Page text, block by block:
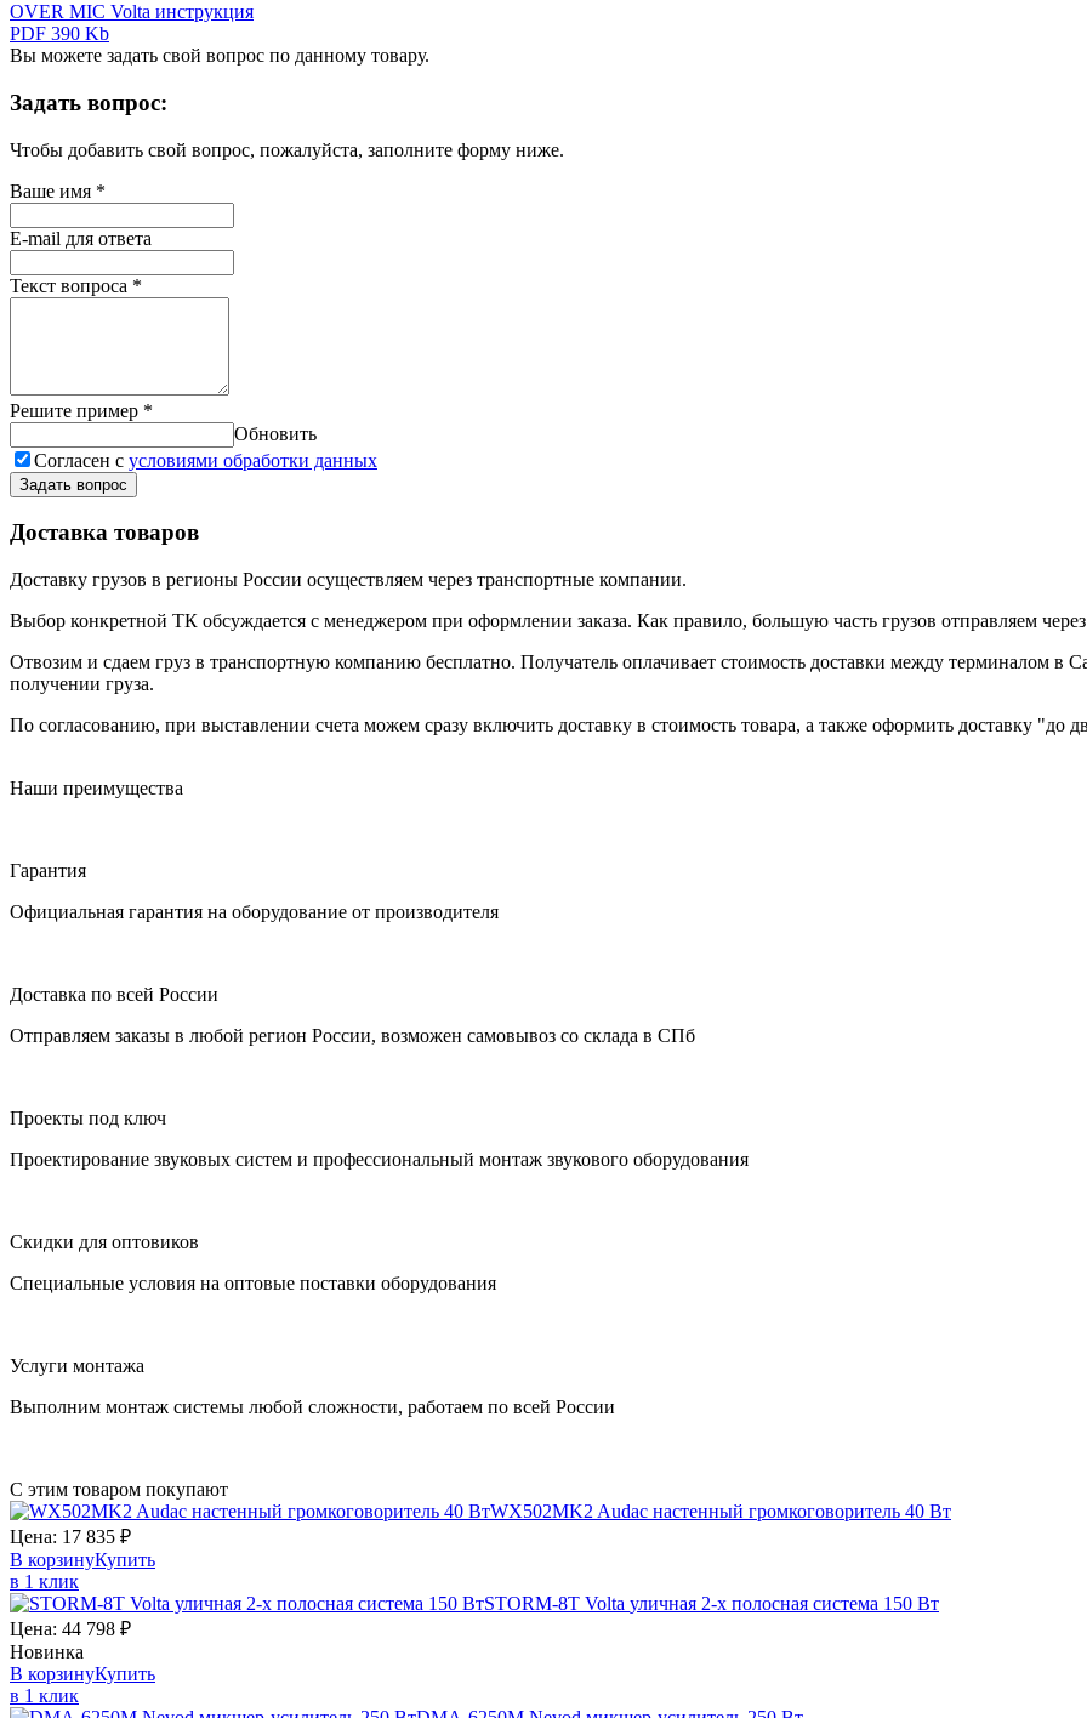
OVER MIC Volta инструкция
PDF 390 Kb
Вы можете задать свой вопрос по данному товару.
Задать вопрос:
Чтобы добавить свой вопрос, пожалуйста, заполните форму ниже.
Ваше имя *
E-mail для ответа
Текст вопроса *
Решите пример *
Обновить
Согласен с условиями обработки данных
Задать вопрос
Доставка товаров
Доставку грузов в регионы России осуществляем через транспортные компании.
Выбор конкретной ТК обсуждается с менеджером при оформлении заказа. Как правило, большую часть грузов отправляем
Отвозим и сдаем груз в транспортную компанию бесплатно. Получатель оплачивает стоимость доставки между терминалом в
получении груза.
По согласованию, при выставлении счета можем сразу включить доставку в стоимость товара, а также оформить доставку "до
Наши преимущества
Гарантия
Официальная гарантия на оборудование от производителя
Доставка по всей России
Отправляем заказы в любой регион России, возможен самовывоз со склада в СПб
Проекты под ключ
Проектирование звуковых систем и профессиональный монтаж звукового оборудования
Скидки для оптовиков
Специальные условия на оптовые поставки оборудования
Услуги монтажа
Выполним монтаж системы любой сложности, работаем по всей России
С этим товаром покупают
WX502MK2 Audac настенный громкоговоритель 40 Вт
Цена: 17 835 ₽
В корзинуКупить
в 1 клик
STORM-8T Volta уличная 2-х полосная система 150 Вт
Цена: 44 798 ₽
Новинка
В корзинуКупить
в 1 клик